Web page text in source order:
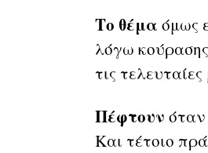
Το θέμα όμως
λόγω
τις
Πέφτουν όταν
Και τέτοιο